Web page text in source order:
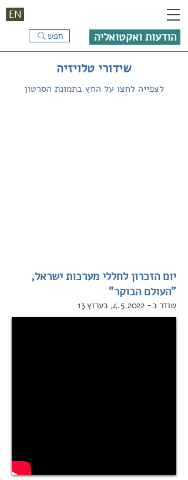
EN
הודעות ואקטואליה חפש
שידורי טלויזיה
לצפייה לחצו על החץ בתמונת הסרטון
יום הזכרון לחללי מערכות ישראל,
"העולם הבוקר"
שודר ב- 4.5.2022, בערוץ 13